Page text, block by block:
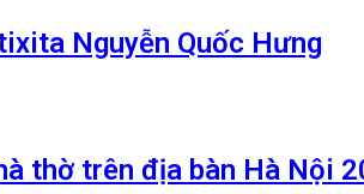
Nguyễn Quốc Hưng
thờ trên địa bàn Hà Nội